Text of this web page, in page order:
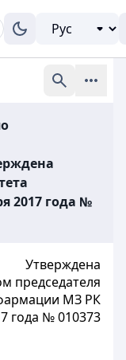
2017 года №
Утверждена
председателя
МЗ РК
года № 010373